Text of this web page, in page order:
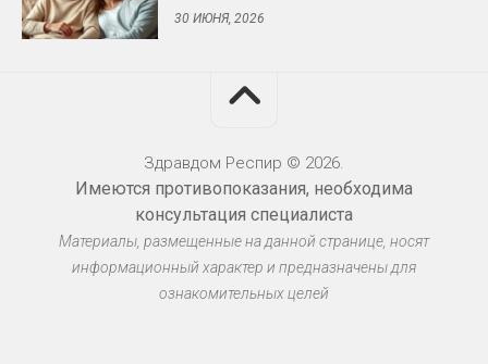
Блог
30 ИЮНЯ, 2026
Блог
Миома матки: когда оперировать
30 ИЮНЯ, 2026
Здравдом Респир © 2026.
Имеются противопоказания, необходима
консультация специалиста
Материалы, размещенные на данной странице, носят
информационный характер и предназначены для
ознакомительных целей